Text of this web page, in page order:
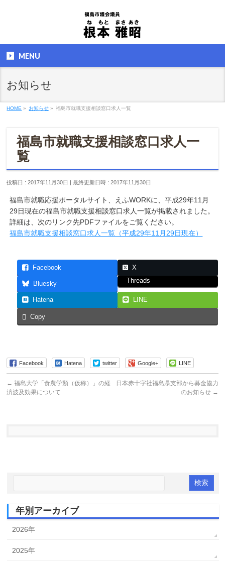
MENU
お知らせ
HOME » お知らせ » 福島市就職支援相談窓口求人一覧
福島市就職支援相談窓口求人一
覧
投稿日 : 2017年11月30日 最終更新日時 : 2017年11月30日
福島市就職応援ポータルサイト、えふWORKに、平成29年11月
29日現在の福島市就職支援相談窓口求人一覧が掲載されました。
詳細は、次のリンク先PDFファイルをご覧ください。
福島市就職支援相談窓口求人一覧（平成29年11月29日現在）
Facebook X
Bluesky Threads
Hatena LINE
Copy
Facebook Hatena twitter Google+ LINE
← 福島大学「食農学類（仮称）」の経
済波及効果について
日本赤十字社福島県支部から募金協力
のお知らせ →
年別アーカイブ
2026年
2025年